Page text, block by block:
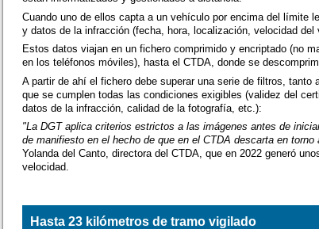
Cuando uno de ellos capta a un vehículo por encima del límite
y datos de la infracción (fecha, hora, localización, velocidad
Estos datos viajan en un fichero comprimido y encriptado (no
en los teléfonos móviles), hasta el CTDA, donde se
A partir de ahí el fichero debe superar una serie de filtros,
que se cumplen todas las condiciones exigibles (validez del
datos de la infracción, calidad de la fotografía, etc.):
"La DGT aplica criterios estrictos a las imágenes antes de
de manifiesto en el hecho de que en el CTDA descarta en
Yolanda del Canto, directora del CTDA, que en 2022 generó
velocidad.
Hasta 23 kilómetros de tramo vigilado